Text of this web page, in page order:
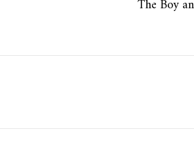
The Boy